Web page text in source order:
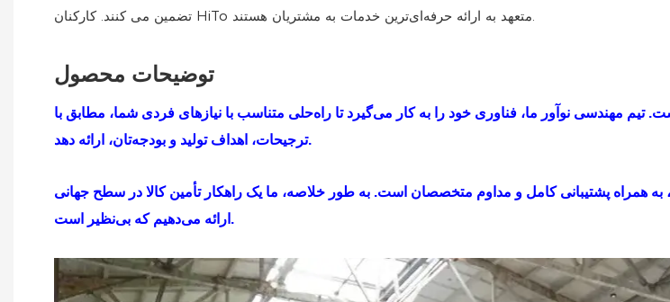
تضمین می کنند. کارکنان HiTo متعهد به ارائه حرفه‌ای‌ترین خدمات به مشتریان هستند.
توضیحات محصول
مهندسی نوآور ما، فناوری خود را به کار می‌گیرد تا راه‌حلی متناسب با نیازهای فردی شما، مطابق با
ترجیحات، اهداف تولید و بودجه‌تان، ارائه دهد.
به همراه پشتیبانی کامل و مداوم متخصصان است. به طور خلاصه، ما یک راهکار تأمین کالا در سطح جهانی
ارائه می‌دهیم که بی‌نظیر است.